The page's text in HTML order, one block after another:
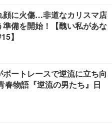
顔に火傷…非道なカリスマ店
備を開始！【醜い私があな
】
ートレースで逆流に立ち向
春物語『逆流の男たち』日